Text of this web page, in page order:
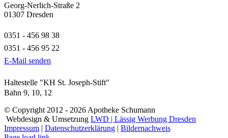
Georg-Nerlich-Straße 2
01307 Dresden
0351 - 456 98 38
0351 - 456 95 22
E-Mail senden
Haltestelle "KH St. Joseph-Stift"
Bahn 9, 10, 12
© Copyright 2012 - 2026 Apotheke Schumann
Webdesign & Umsetzung LWD | Lässig Werbung Dresden
Impressum | Datenschutzerklärung | Bildernachweis